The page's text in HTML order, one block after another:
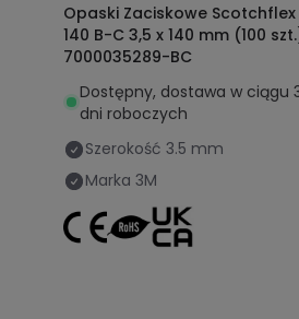
Opaski Zaciskowe Scotchflex
140 B-C 3,5 x 140 mm (100
7000035289-BC
Dostępny, dostawa w ciągu
dni roboczych
Szerokość 3.5 mm
Marka 3M